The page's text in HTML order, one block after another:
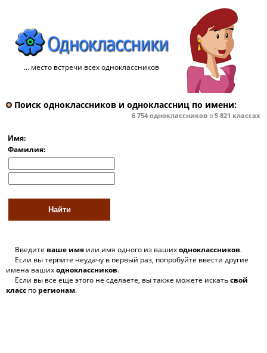
... место встречи всех одноклассников
Поиск одноклассников и одноклассниц по имени:
6 754 одноклассниковв 5 821 классах
Имя:
Фамилия:
Введите ваше имя или имя одного из вашиходноклассников.
Если вы терпите неудачу в первый раз, попробуйте ввести другие
имена вашиходноклассников.
Если вы все еще этого не сделаете, вы также можете искатьсвой
класс по регионам.